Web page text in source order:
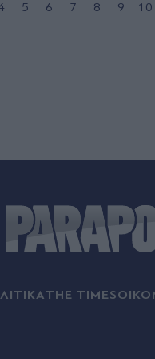
5 6 7 8 9 10
THE TIMES